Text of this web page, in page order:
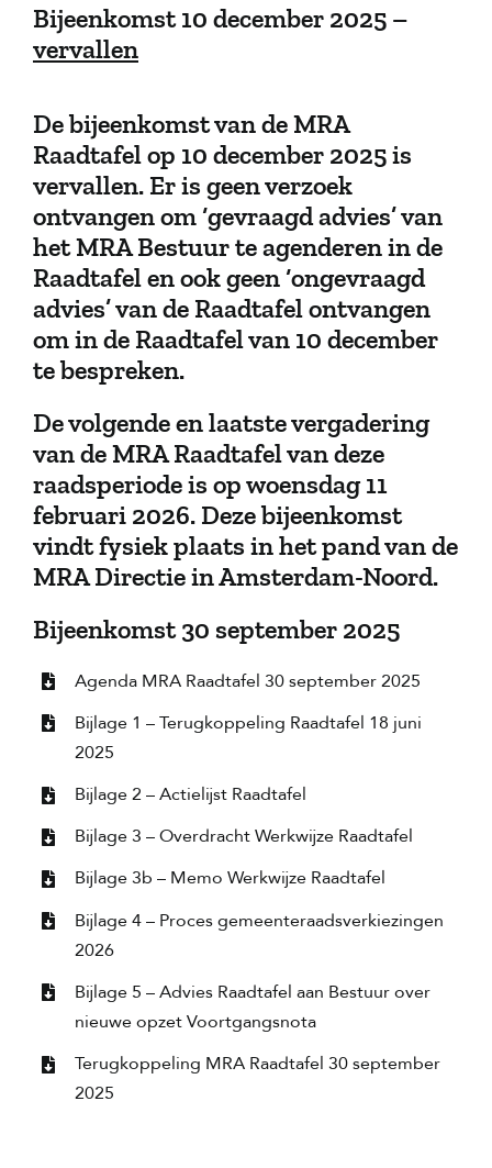
Bijeenkomst 10 december 2025 –
vervallen
De bijeenkomst van de MRA
Raadtafel op 10 december 2025 is
vervallen. Er is geen verzoek
ontvangen om ‘gevraagd advies’ van
het MRA Bestuur te agenderen in de
Raadtafel en ook geen ‘ongevraagd
advies’ van de Raadtafel ontvangen
om in de Raadtafel van 10 december
te bespreken.
De volgende en laatste vergadering
van de MRA Raadtafel van deze
raadsperiode is op woensdag 11
februari 2026. Deze bijeenkomst
vindt fysiek plaats in het pand van de
MRA Directie in Amsterdam-Noord.
Bijeenkomst 30 september 2025
Agenda MRA Raadtafel 30 september 2025
Bijlage 1 – Terugkoppeling Raadtafel 18 juni
2025
Bijlage 2 – Actielijst Raadtafel
Bijlage 3 – Overdracht Werkwijze Raadtafel
Bijlage 3b – Memo Werkwijze Raadtafel
Bijlage 4 – Proces gemeenteraadsverkiezingen
2026
Bijlage 5 – Advies Raadtafel aan Bestuur over
nieuwe opzet Voortgangsnota
Terugkoppeling MRA Raadtafel 30 september
2025